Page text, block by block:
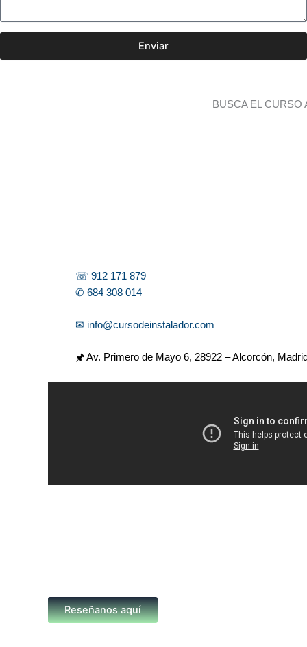
Enviar
BUSCA EL CURSO
☏ 912 171 879
✆ 684 308 014
✉ info@cursodeinstalador.com
🖈 Av. Primero de Mayo 6, 28922 – Alcorcón,
Reseñanos aquí